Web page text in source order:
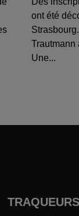
ont été
Trautmann
Une...